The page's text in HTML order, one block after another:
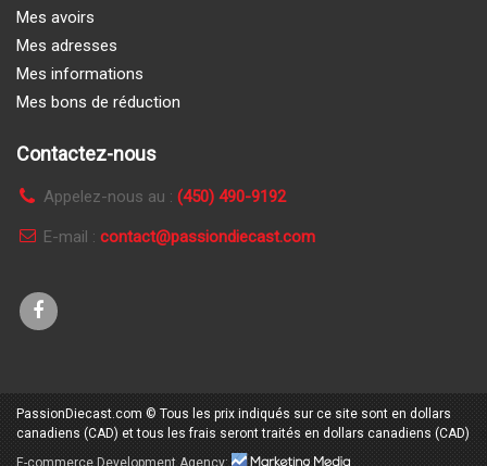
Mes avoirs
Mes adresses
Mes informations
Mes bons de réduction
Contactez-nous
Appelez-nous au : (450) 490-9192
E-mail : contact@passiondiecast.com
PassionDiecast.com © Tous les prix indiqués sur ce site sont en dollars
canadiens (CAD) et tous les frais seront traités en dollars canadiens (CAD)
E-commerce Development Agency: Marketing Media